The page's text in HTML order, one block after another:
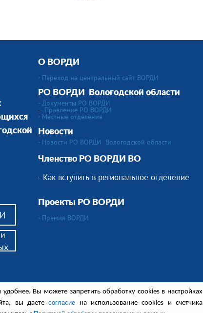
и другие материалы.
О ВОРДИ
- Переход на центральный сайт ВОРДИ
РО ВОРДИ Вологодской области
- Документы РО ВОРДИ
-- Правление РО ВОРДИ
- Местные отделения
Новости
- Новости РО ВОРДИ Вологодской области
Членство РО ВОРДИ ВО
- Как вступить в региональное отделение
Проекты РО ВОРДИ
- Премия ВОРДИ
Вы можете запретить обработку сookies в настройках
вы даетесогласие на использование cookies и счетчика